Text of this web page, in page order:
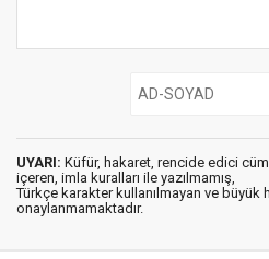
UYARI: Küfür, hakaret, rencide edici
içeren, imla kuralları ile yazılmamış,
Türkçe karakter kullanılmayan ve büyük
onaylanmamaktadır.